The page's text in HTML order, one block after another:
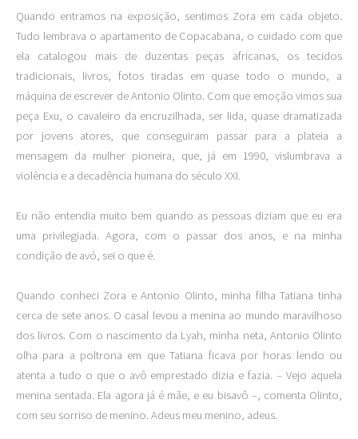
Quando entramos na exposição, sentimos Zora em cada objeto.
Tudo lembrava o apartamento de Copacabana, o cuidado com que
ela catalogou mais de duzentas peças africanas, os tecidos
tradicionais, livros, fotos tiradas em quase todo o mundo, a
máquina de escrever de Antonio Olinto. Com que emoção vimos sua
peça Exu, o cavaleiro da encruzilhada, ser lida, quase dramatizada
por jovens atores, que conseguiram passar para a plateia a
mensagem da mulher pioneira, que, já em 1990, vislumbrava a
violência e a decadência humana do século XXI.
Eu não entendia muito bem quando as pessoas diziam que eu era
uma privilegiada. Agora, com o passar dos anos, e na minha
condição de avó, sei o que é.
Quando conheci Zora e Antonio Olinto, minha filha Tatiana tinha
cerca de sete anos. O casal levou a menina ao mundo maravilhoso
dos livros. Com o nascimento da Lyah, minha neta, Antonio Olinto
olha para a poltrona em que Tatiana ficava por horas lendo ou
atenta a tudo o que o avô emprestado dizia e fazia. – Vejo aquela
menina sentada. Ela agora já é mãe, e eu bisavô –, comenta Olinto,
com seu sorriso de menino. Adeus meu menino, adeus.